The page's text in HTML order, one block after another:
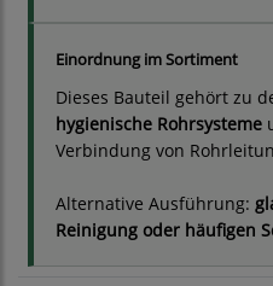
Einordnung im Sortiment
Dieses Bauteil gehört zu
hygienische Rohrsysteme
Verbindung von
Alternative Ausführung:
Reinigung oder häufigen